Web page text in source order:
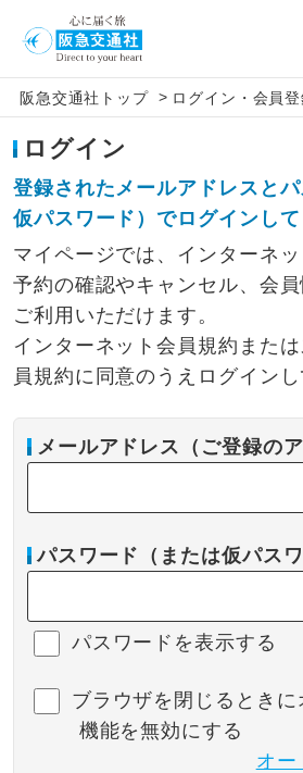
阪急交通社トップ > ログイン・会員
ログイン
登録されたメールアドレスと
仮パスワード）でログインし
マイページでは、インターネ
予約の確認やキャンセル、会
ご利用いただけます。
インターネット会員規約また
員規約に同意のうえログインし
メールアドレス（ご登録のア
パスワード（または仮パスワ
パスワードを表示する
ブラウザを閉じるとき
機能を無効にする
オー